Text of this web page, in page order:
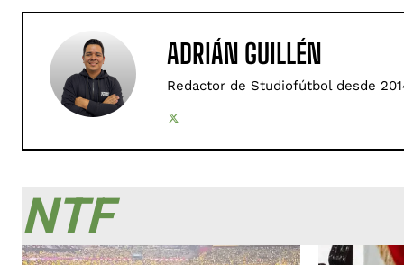
ADRIÁN GUILLÉN
Redactor de Studiofútbol desde
NTF